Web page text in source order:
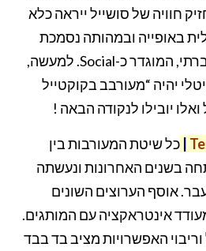
חוויה של סושייל ייראה כלא
באופייה ובמהותה נסמכת
יותר ויותר על הכיוון החברתי, המוגדר כ-Social. למעשה,
יהיה “מעורבב בקוקטייל
יובילו לנקודה הבאה !
כל שיטת המעורבות בין
בשנים האחרונות ונעשתה
אוסף הערוצים השונים
אינטראקציה עם המותגים.
וריבוי האפשרויות מציב בד בבד